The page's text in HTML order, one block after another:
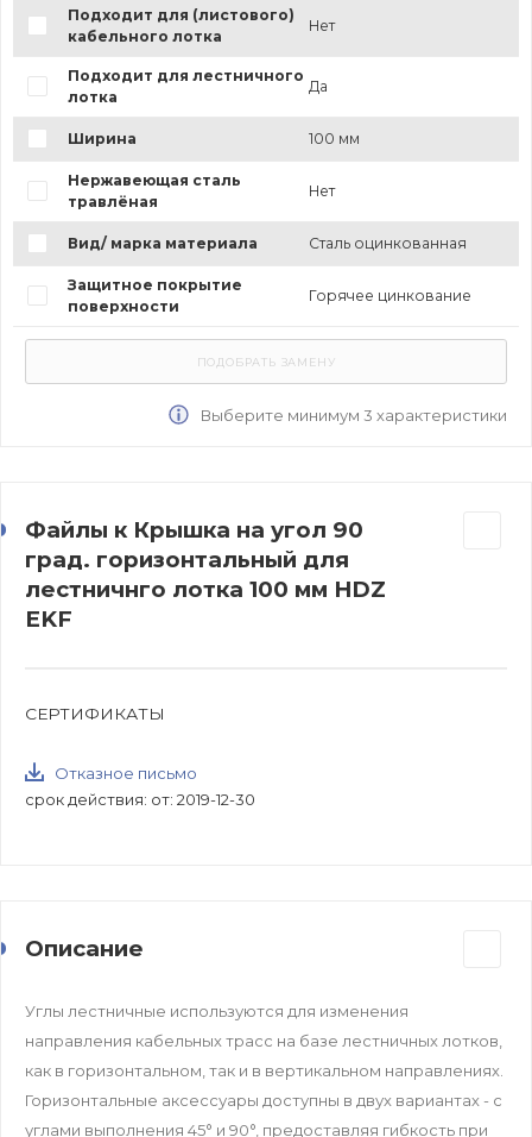
Подходит для (листового)
кабельного лотка
Нет
Подходит для лестничного
лотка
Да
Ширина 100 мм
Нержавеющая сталь
травлёная
Нет
Вид/ марка материала Сталь оцинкованная
Защитное покрытие
поверхности
Горячее цинкование
Выберите минимум 3 характеристики
Файлы к Крышка на угол 90
град. горизонтальный для
лестничнго лотка 100 мм HDZ
EKF
СЕРТИФИКАТЫ
Отказное письмо
срок действия: от: 2019-12-30
Описание
Углы лестничные используются для изменения
направления кабельных трасс на базе лестничных лотков,
как в горизонтальном, так и в вертикальном направлениях.
Горизонтальные аксессуары доступны в двух вариантах - с
углами выполнения 45° и 90°, предоставляя гибкость при